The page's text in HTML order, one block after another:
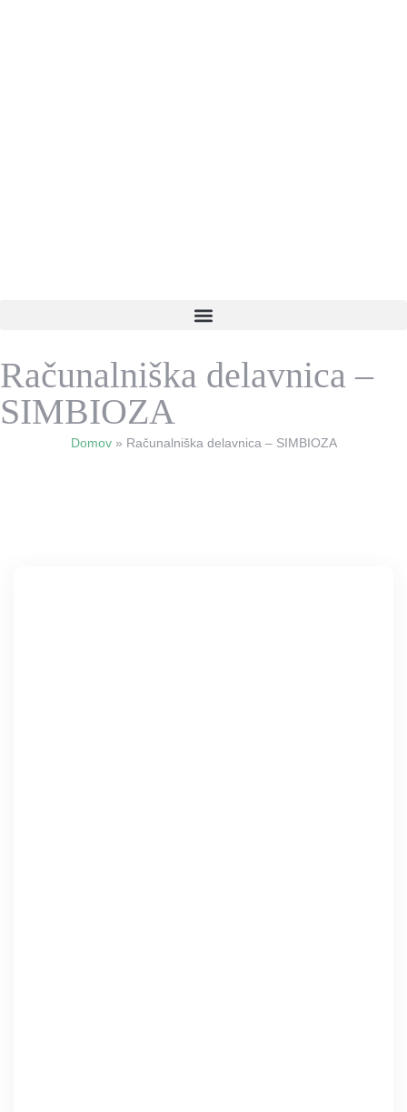
Računalniška delavnica –
SIMBIOZA
Domov» Računalniška delavnica – SIMBIOZA